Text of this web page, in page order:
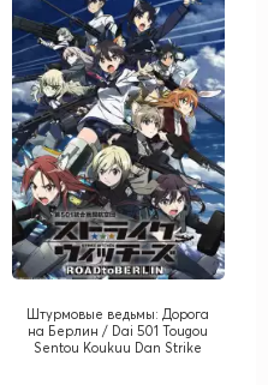
Штурмовые ведьмы: Дорога
на Берлин / Dai 501 Tougou
Sentou Koukuu Dan Strike